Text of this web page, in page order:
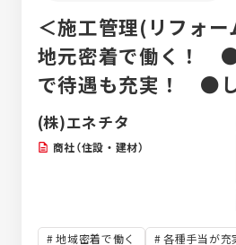
No.1」から「業界圧倒
ョンに定め躍進中のブ
一番店を目指し、新店
中。
＜施工管理(リフォ
地元密着で働く！
で待遇も充実！ ●
取って、ライフワー
に！
(株)エネチタ
商社（住設・建材）
地域密着で働く 各種手当が充